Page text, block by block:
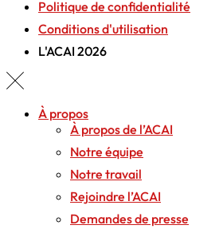
Politique de confidentialité
Conditions d'utilisation
L'ACAI 2026
À propos
À propos de l’ACAI
Notre équipe
Notre travail
Rejoindre l’ACAI
Demandes de presse